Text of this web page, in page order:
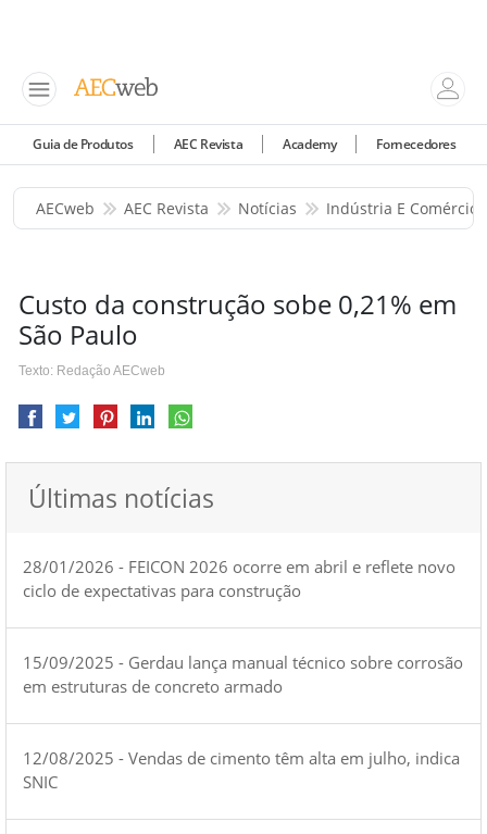
Guia de Produtos AEC Revista Academy Fornecedores
AECweb AEC Revista Notícias Indústria E Comércio
Custo da construção sobe 0,21% em
São Paulo
Texto: Redação AECweb
Últimas notícias
28/01/2026 - FEICON 2026 ocorre em abril e reflete novo
ciclo de expectativas para construção
15/09/2025 - Gerdau lança manual técnico sobre corrosão
em estruturas de concreto armado
12/08/2025 - Vendas de cimento têm alta em julho, indica
SNIC